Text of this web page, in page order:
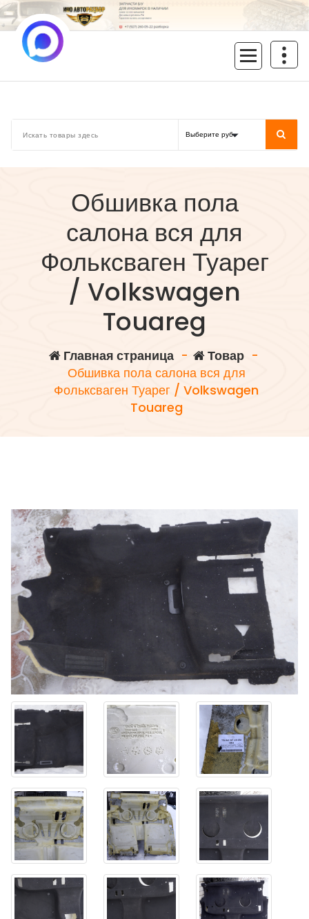
Перейти
к
содержимому
Обшивка пола
салона вся для
Фольксваген Туарег
/ Volkswagen
Touareg
Главная страница- Товар-
Обшивка пола салона вся для
Фольксваген Туарег / Volkswagen
Touareg